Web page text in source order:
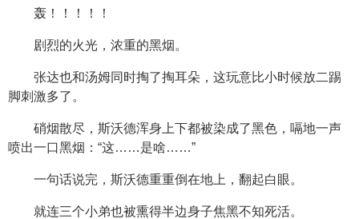
轰！！！！！
剧烈的火光，浓重的黑烟。
张达也和汤姆同时掏了掏耳朵，这玩意比小时候放二踢
脚刺激多了。
硝烟散尽，斯沃德浑身上下都被染成了黑色，嗝地一声
喷出一口黑烟：“这……是啥……”
一句话说完，斯沃德重重倒在地上，翻起白眼。
就连三个小弟也被熏得半边身子焦黑不知死活。